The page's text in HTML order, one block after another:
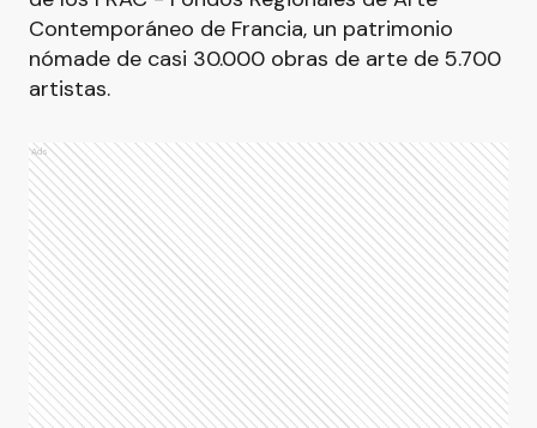
Contemporáneo de Francia, un patrimonio
nómade de casi 30.000 obras de arte de 5.700
artistas.
Ads